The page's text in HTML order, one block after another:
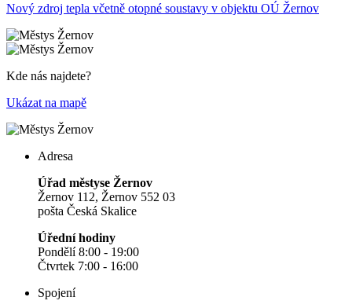
Nový zdroj tepla včetně otopné soustavy v objektu OÚ Žernov
Kde nás najdete?
Ukázat na mapě
Adresa
Úřad městyse Žernov
Žernov 112, Žernov 552 03
pošta Česká Skalice
Úřední hodiny
Pondělí 8:00 - 19:00
Čtvrtek 7:00 - 16:00
Spojení